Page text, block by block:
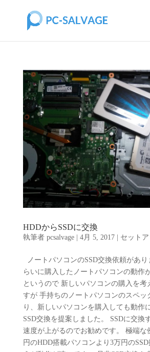
HDDからSSDに交換
執筆者 pcsalvage| 4月 5, 2017| セット
ノートパソコンのSSD交換依頼があり
らいに購入したノートパソコンの動作
というので 新しいパソコンの購入を考
すが 手持ちのノートパソコンのスペッ
り、新しいパソコンを購入しても動作
SSD交換を提案しました。 SSDに交換
速度が上がるのでお勧めです。 極端な
円のHDD搭載パソコンより3万円の